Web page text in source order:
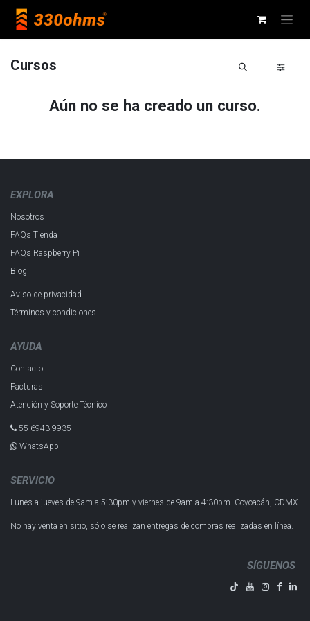
Cursos
Aún no se ha creado un curso.
EXPLORA
Nosotros
FAQs Tienda
FAQs Raspberry Pi
Blog
Aviso de privacidad
Términos y condiciones
AYUDA
Contacto
Facturas
Atención y Soporte Técnico
55 6943 993​5
WhatsApp
SERVICIO
Lunes a jueves de 9am a 5:30pm y viernes de 9am a 4:30pm. Coyoacán, CDMX.
No hay venta en sitio, sólo se realizan entregas de compras realizadas en línea.
SÍGUENOS